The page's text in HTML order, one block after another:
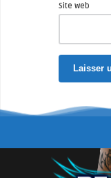
Site web